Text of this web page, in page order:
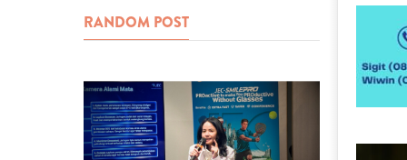
RANDOM POST